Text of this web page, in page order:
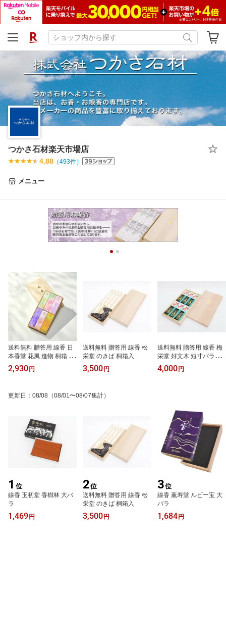
つかさ石材楽天市場店
4.88 （493件）
メニュー
送料無料 贈答用 線香 日
本香堂 花風 進物 桐箱 6
種入
2,930 円
送料無料 贈答用 線香 松
栄堂 のきば 桐箱入
3,500 円
送料無料 贈答用 線香 梅
栄堂 好文木 短寸バラ6箱
詰 桐箱
4,000 円
更新日 ： 08/08 （08/01〜08/07集計）
1 位
線香 玉初堂 香樹林 大バ
ラ
1,469 円
2位
送料無料 贈答用 線香 松
栄堂 のきば 桐箱入
3,500 円
3位
線香 薫寿堂 ルビー宝 大
バラ
1,684 円